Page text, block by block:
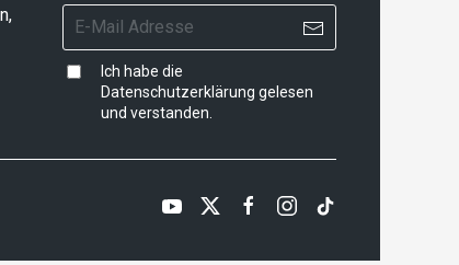
Ich habe die
Datenschutzerklärung gelesen
und verstanden.